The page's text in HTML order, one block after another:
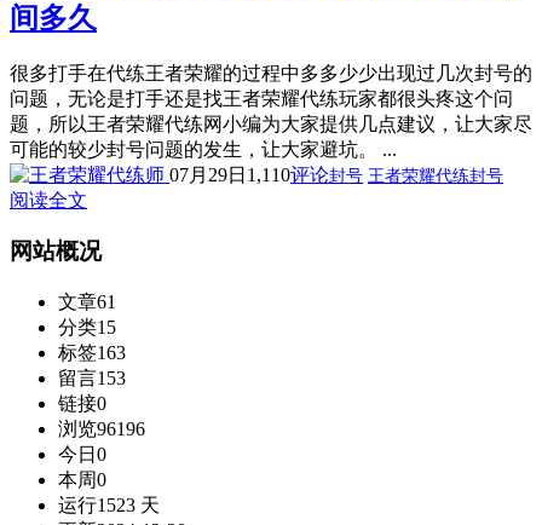
间多久
很多打手在代练王者荣耀的过程中多多少少出现过几次封号的
问题，无论是打手还是找王者荣耀代练玩家都很头疼这个问
题，所以王者荣耀代练网小编为大家提供几点建议，让大家尽
可能的较少封号问题的发生，让大家避坑。 ...
07月29日 1,110评论封号 王者荣耀代练封号
阅读全文
网站概况
文章61
分类15
标签163
留言153
链接0
浏览96196
今日 0
本周0
运行1523 天